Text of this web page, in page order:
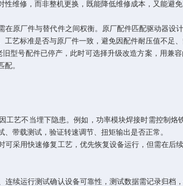
维修，而非整机更换，既能降低维修成本，又能避
厂件与替代件之间权衡。原厂配件匹配驱动器设
艺标准是否与原厂件一致，避免因配件耐压值不足
号配件已停产，此时可选择升级改造方案，用兼
。
艺不当埋下隐患。例如，功率模块焊接时需控制烙
带载测试，验证转速调节、扭矩输出是否正常。
用快速修复工艺，优先恢复设备运行，但需在后
运行测试确认设备可靠性，测试数据需记录归档